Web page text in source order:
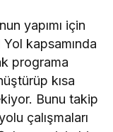
yapımı için
kapsamında
programa
kısa
Bunu takip
çalışmaları